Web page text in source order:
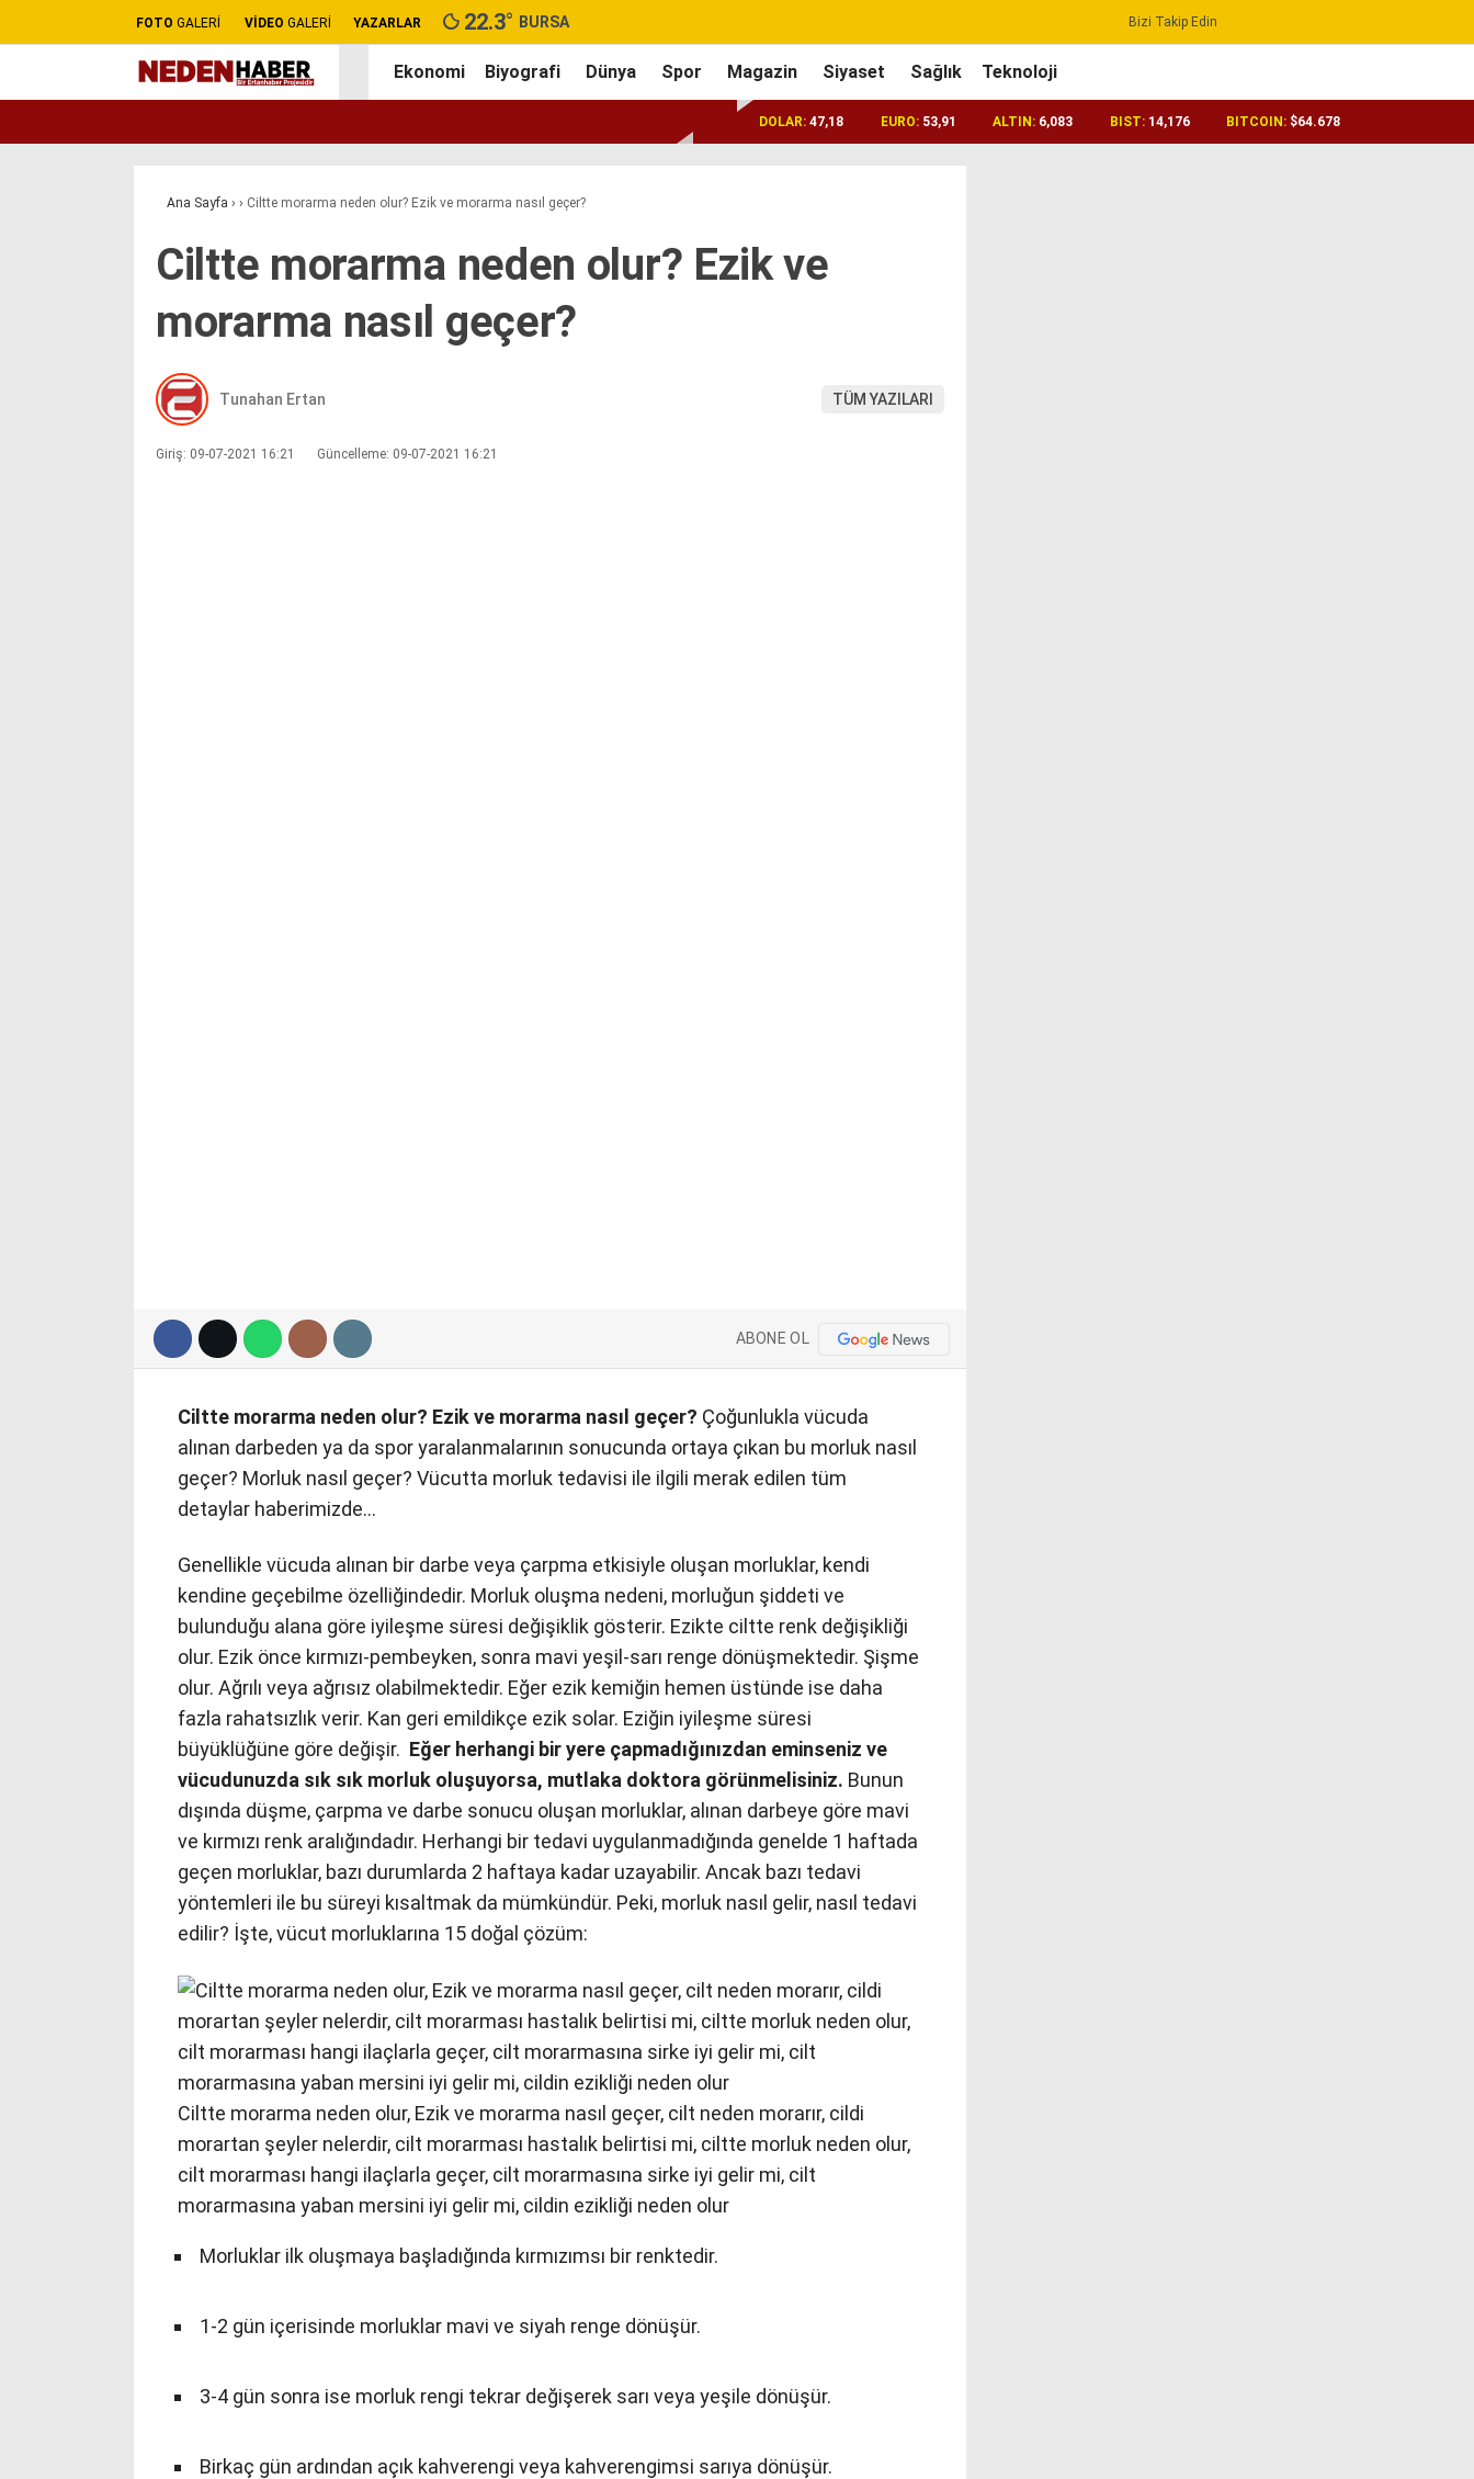
FOTO GALERİ VİDEO GALERİ YAZARLAR 22.3° BURSA Bizi Takip Edin
Ekonomi Biyografi Dünya Spor Magazin Siyaset Sağlık Teknoloji
DOLAR: 47,18 EURO: 53,91 ALTIN: 6,083 BIST: 14,176 BITCOIN: $64.678
Ana Sayfa › › Ciltte morarma neden olur? Ezik ve morarma nasıl geçer?
Ciltte morarma neden olur? Ezik ve
morarma nasıl geçer?
Tunahan Ertan TÜM YAZILARI
Giriş: 09-07-2021 16:21 Güncelleme: 09-07-2021 16:21
ABONE OL
Ciltte morarma neden olur? Ezik ve morarma nasıl geçer? Çoğunlukla vücuda
alınan darbeden ya da spor yaralanmalarının sonucunda ortaya çıkan bu morluk nasıl
geçer? Morluk nasıl geçer? Vücutta morluk tedavisi ile ilgili merak edilen tüm
detaylar haberimizde…
Genellikle vücuda alınan bir darbe veya çarpma etkisiyle oluşan morluklar, kendi
kendine geçebilme özelliğindedir. Morluk oluşma nedeni, morluğun şiddeti ve
bulunduğu alana göre iyileşme süresi değişiklik gösterir. Ezikte ciltte renk değişikliği
olur. Ezik önce kırmızı-pembeyken, sonra mavi yeşil-sarı renge dönüşmektedir. Şişme
olur. Ağrılı veya ağrısız olabilmektedir. Eğer ezik kemiğin hemen üstünde ise daha
fazla rahatsızlık verir. Kan geri emildikçe ezik solar. Eziğin iyileşme süresi
büyüklüğüne göre değişir. Eğer herhangi bir yere çapmadığınızdan eminseniz ve
vücudunuzda sık sık morluk oluşuyorsa, mutlaka doktora görünmelisiniz. Bunun
dışında düşme, çarpma ve darbe sonucu oluşan morluklar, alınan darbeye göre mavi
ve kırmızı renk aralığındadır. Herhangi bir tedavi uygulanmadığında genelde 1 haftada
geçen morluklar, bazı durumlarda 2 haftaya kadar uzayabilir. Ancak bazı tedavi
yöntemleri ile bu süreyi kısaltmak da mümkündür. Peki, morluk nasıl gelir, nasıl tedavi
edilir? İşte, vücut morluklarına 15 doğal çözüm:
Ciltte morarma neden olur, Ezik ve morarma nasıl geçer, cilt neden morarır, cildi
morartan şeyler nelerdir, cilt morarması hastalık belirtisi mi, ciltte morluk neden olur,
cilt morarması hangi ilaçlarla geçer, cilt morarmasına sirke iyi gelir mi, cilt
morarmasına yaban mersini iyi gelir mi, cildin ezikliği neden olur
Morluklar ilk oluşmaya başladığında kırmızımsı bir renktedir.
1-2 gün içerisinde morluklar mavi ve siyah renge dönüşür.
3-4 gün sonra ise morluk rengi tekrar değişerek sarı veya yeşile dönüşür.
Birkaç gün ardından açık kahverengi veya kahverengimsi sarıya dönüşür.